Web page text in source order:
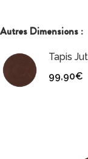
Autres Dimensions :
Tapis
99,90€